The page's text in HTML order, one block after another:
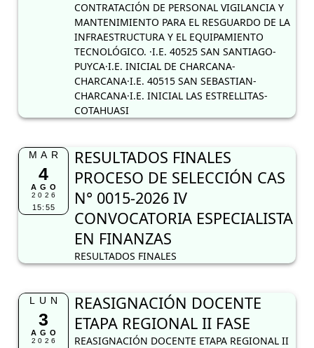
CONTRATACIÓN DE PERSONAL VIGILANCIA Y
MANTENIMIENTO PARA EL RESGUARDO DE LA
INFRAESTRUCTURA Y EL EQUIPAMIENTO
TECNOLÓGICO. ·I.E. 40525 SAN SANTIAGO-
PUYCA·I.E. INICIAL DE CHARCANA-
CHARCANA·I.E. 40515 SAN SEBASTIAN-
CHARCANA·I.E. INICIAL LAS ESTRELLITAS-
COTAHUASI
MAR
4
AGO
2026
15:55
RESULTADOS FINALES
PROCESO DE SELECCIÓN CAS
N° 0015-2026 IV
CONVOCATORIA ESPECIALISTA
EN FINANZAS
RESULTADOS FINALES
LUN
3
AGO
2026
REASIGNACIÓN DOCENTE
ETAPA REGIONAL II FASE
REASIGNACIÓN DOCENTE ETAPA REGIONAL II